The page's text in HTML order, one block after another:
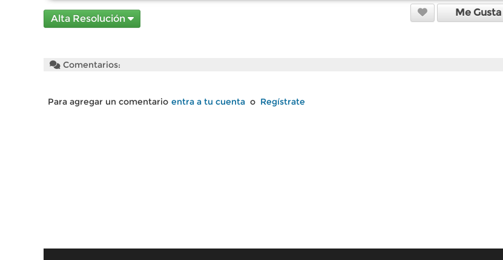
Alta Resolución
Me Gusta
Comentarios:
Para agregar un comentario entra a tu cuenta o Regístrate